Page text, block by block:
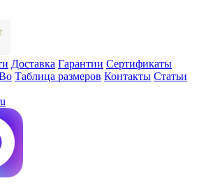
Доставка Гарантии Сертификаты
Таблица размеров Контакты Статьи